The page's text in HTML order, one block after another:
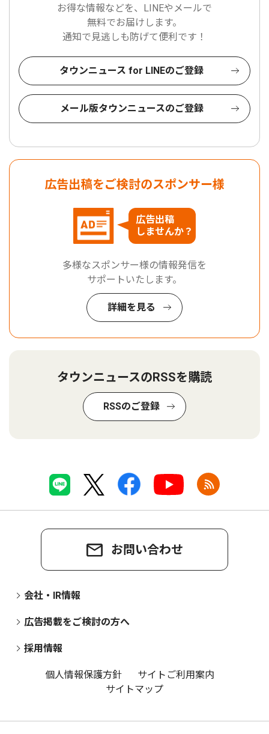
お得な情報などを、LINEやメールで
無料でお届けします。
通知で見逃しも防げて便利です！
タウンニュース for LINEのご登録
メール版タウンニュースのご登録
広告出稿をご検討のスポンサー様
広告出稿
しませんか？
多様なスポンサー様の情報発信を
サポートいたします。
詳細を見る
タウンニュースのRSSを購読
RSSのご登録
お問い合わせ
会社・IR情報
広告掲載をご検討の方へ
採用情報
個人情報保護方針
サイトご利用案内
サイトマップ